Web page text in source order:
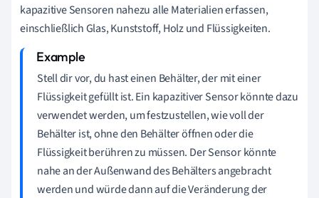
kapazitive Sensoren nahezu alle Materialien erfassen,
einschließlich Glas, Kunststoff, Holz und Flüssigkeiten.
Stell dir vor, du hast einen Behälter, der mit einer
Flüssigkeit gefüllt ist. Ein kapazitiver Sensor könnte dazu
verwendet werden, um festzustellen, wie voll der
Behälter ist, ohne den Behälter öffnen oder die
Flüssigkeit berühren zu müssen. Der Sensor könnte
nahe an der Außenwand des Behälters angebracht
werden und würde dann auf die Veränderung der